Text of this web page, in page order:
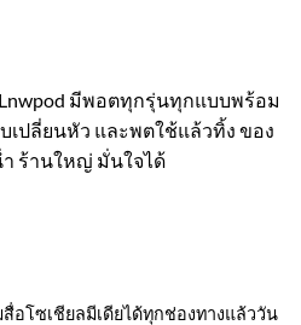
มีพอตทุกรุ่นทุกแบบพร้อม
ปลี่ยนหัว และพตใช้แล้วทิ้ง ของ
ร้านใหญ่ มั่นใจได้
อโซเชียลมีเดียได้ทุกช่องทางแล้ววัน